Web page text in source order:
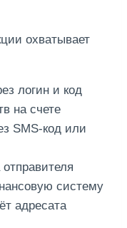
охватывает
логин и код
на счете
SMS-код или
систему
адресата